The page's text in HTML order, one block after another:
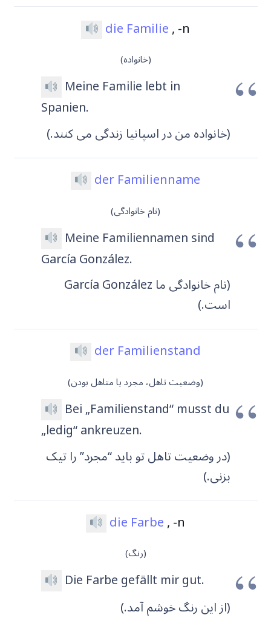
die Familie, -n
(خانواده)
Meine Familie lebt in
Spanien.
(خانواده من در اسپانیا زندگی می کنند.)
der Familienname
(نام خانوادگی)
Meine Familiennamen sind
García González.
(نام خانوادگی ما García González
است.)
der Familienstand
(وضعیت تاهل، مجرد یا متاهل بودن)
Bei „Familienstand“ musst du
„ledig“ ankreuzen.
(در وضعیت تاهل تو باید “مجرد” را تیک
بزنی.)
die Farbe, -n
(رنگ)
Die Farbe gefällt mir gut.
(از این رنگ خوشم آمد.)